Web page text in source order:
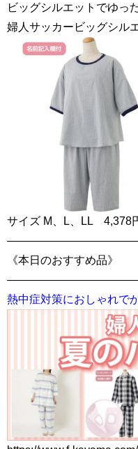
ビッグシルエットでゆっ
婦人サッカービッグシル
サイズ M、L、LL 4,378
《本日のおすすめ品》
熱中症対策におしゃれで